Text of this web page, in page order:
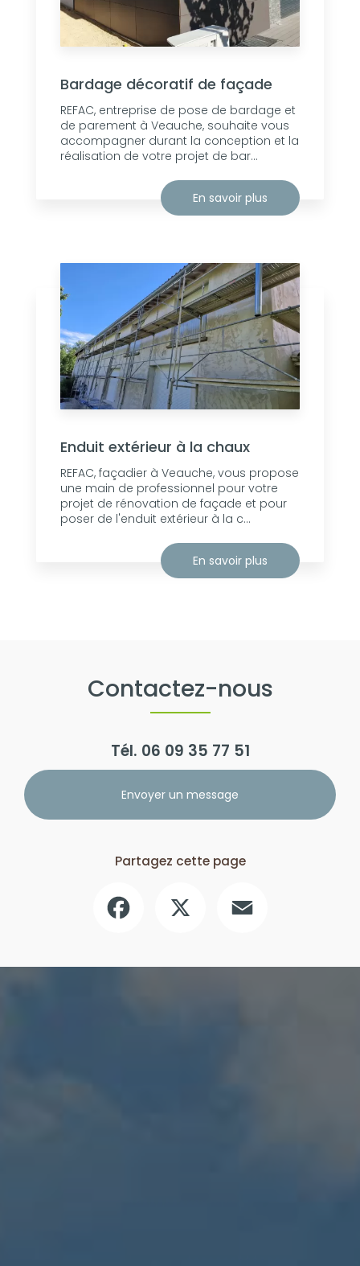
Bardage décoratif de façade
REFAC, entreprise de pose de bardage et
de parement à Veauche, souhaite vous
accompagner durant la conception et la
réalisation de votre projet de bar...
En savoir plus
Enduit extérieur à la chaux
REFAC, façadier à Veauche, vous propose
une main de professionnel pour votre
projet de rénovation de façade et pour
poser de l'enduit extérieur à la c...
En savoir plus
Contactez-nous
Tél. 06 09 35 77 51
Envoyer un message
Partagez cette page